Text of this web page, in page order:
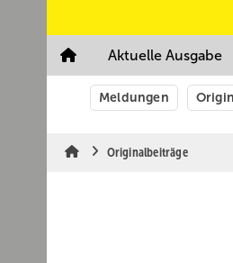
Aktuelle Ausgabe
Meldungen
Originalbeiträge